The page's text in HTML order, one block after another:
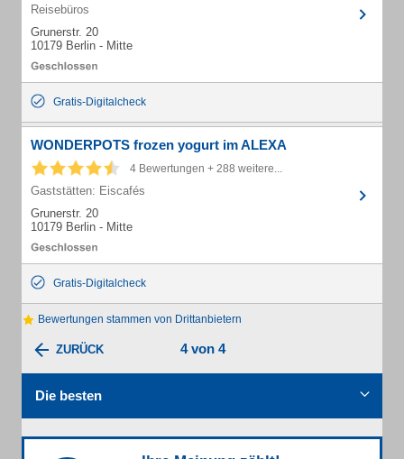
Reisebüros
Grunerstr. 20
10179 Berlin - Mitte
Gratis-Digitalcheck
WONDERPOTS frozen yogurt im ALEXA
4 Bewertungen + 288 weitere...
Gaststätten: Eiscafés
Grunerstr. 20
10179 Berlin - Mitte
Gratis-Digitalcheck
Bewertungen stammen von Drittanbietern
ZURÜCK 4 von 4
Die besten